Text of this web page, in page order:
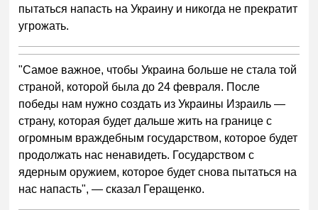
пытаться напасть на Украину и никогда не прекратит
угрожать.
"Самое важное, чтобы Украина больше не стала той
страной, которой была до 24 февраля. После
победы нам нужно создать из Украины Израиль —
страну, которая будет дальше жить на границе с
огромным враждебным государством, которое будет
продолжать нас ненавидеть. Государством с
ядерным оружием, которое будет снова пытаться на
нас напасть", — сказал Геращенко.